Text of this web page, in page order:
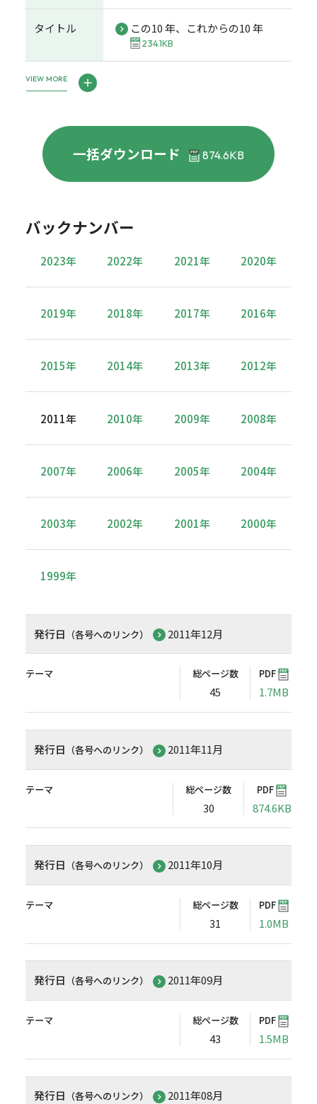
タイトル この10 年、これからの10 年
234.1KB
VIEW MORE
一括ダウンロード 874.6KB
バックナンバー
2023年 2022年 2021年 2020年
2019年 2018年 2017年 2016年
2015年 2014年 2013年 2012年
2011年 2010年 2009年 2008年
2007年 2006年 2005年 2004年
2003年 2002年 2001年 2000年
1999年
発行日 （各号へのリンク） 2011年12月
テーマ 総ページ数
45
PDF
1.7MB
発行日 （各号へのリンク） 2011年11月
テーマ 総ページ数
30
PDF
874.6KB
発行日 （各号へのリンク） 2011年10月
テーマ 総ページ数
31
PDF
1.0MB
発行日 （各号へのリンク） 2011年09月
テーマ 総ページ数
43
PDF
1.5MB
発行日 （各号へのリンク） 2011年08月